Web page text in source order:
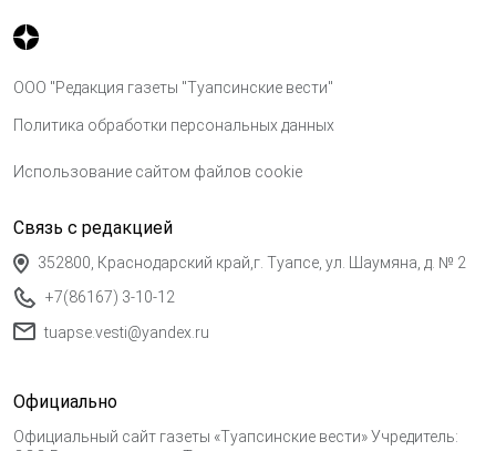
ООО "Редакция газеты "Туапсинские вести"
Политика обработки персональных данных
Использование сайтом файлов cookie
Связь с редакцией
352800, Краснодарский край,г. Туапсе, ул. Шаумяна, д. № 2
+7(86167) 3-10-12
tuapse.vesti@yandex.ru
Официально
Официальный сайт газеты «Туапсинские вести» Учредитель: